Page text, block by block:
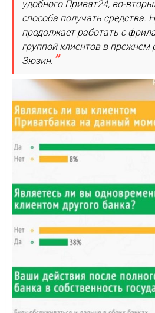
удобного Приват24, во-
способа получать средства.
продолжает работать с
группой клиентов в прежнем
Зюзин.